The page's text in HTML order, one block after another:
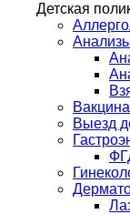
Детская
Выезд